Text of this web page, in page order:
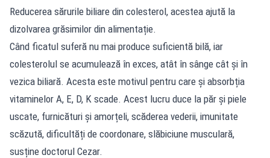
Reducerea sărurile biliare din colesterol, acestea ajută la
dizolvarea grăsimilor din alimentație.
Când ficatul suferă nu mai produce suficientă bilă, iar
colesterolul se acumulează în exces, atât în sânge cât și în
vezica biliară. Acesta este motivul pentru care și absorbția
vitaminelor A, E, D, K scade. Acest lucru duce la păr și piele
uscate, furnicături și amorțeli, scăderea vederii, imunitate
scăzută, dificultăți de coordonare, slăbiciune musculară,
susține doctorul Cezar.